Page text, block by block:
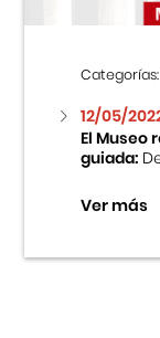
Categorías:
12/05/
El Museo
guiada:
Ver más